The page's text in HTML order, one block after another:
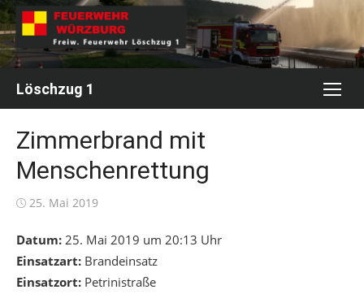
Skip
to
content
Löschzug 1
Zimmerbrand mit
Menschenrettung
Posted
25. Mai 2019
Datum: 25. Mai 2019 um 20:13 Uhr
Einsatzart: Brandeinsatz
Einsatzort: Petrinistraße